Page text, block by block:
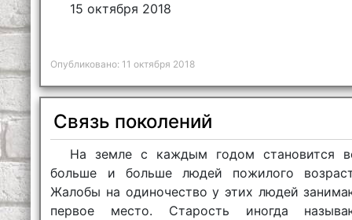
15 октября 2018
Опубликовано: 11 октября 2018
Связь поколений
На земле с каждым годом становится
больше и больше людей пожилого
Жалобы на одиночество у этих людей
первое место. Старость иногда